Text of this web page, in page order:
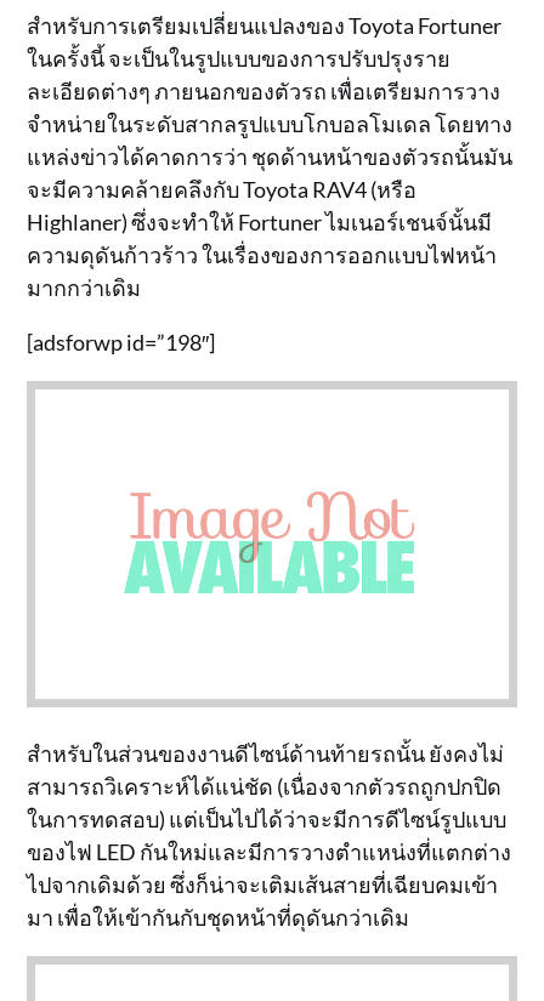
สำหรับการเตรียมเปลี่ยนแปลงของ Toyota Fortuner
ในครั้งนี้ จะเป็นในรูปแบบของการปรับปรุงราย
ละเอียดต่างๆ ภายนอกของตัวรถ เพื่อเตรียมการวาง
จำหน่ายในระดับสากลรูปแบบโกบอลโมเดล โดยทาง
แหล่งข่าวได้คาดการว่า ชุดด้านหน้าของตัวรถนั้นมัน
จะมีความคล้ายคลึงกับ Toyota RAV4 (หรือ
Highlaner) ซึ่งจะทำให้ Fortuner ไมเนอร์เชนจ์นั้นมี
ความดุดันก้าวร้าว ในเรื่องของการออกแบบไฟหน้า
มากกว่าเดิม
[adsforwp id=”198″]
สำหรับในส่วนของงานดีไซน์ด้านท้ายรถนั้น ยังคงไม่
สามารถวิเคราะห์ได้แน่ชัด (เนื่องจากตัวรถถูกปกปิด
ในการทดสอบ) แต่เป็นไปได้ว่าจะมีการดีไซน์รูปแบบ
ของไฟ LED กันใหม่และมีการวางตำแหน่งที่แตกต่าง
ไปจากเดิมด้วย ซึ่งก็น่าจะเติมเส้นสายที่เฉียบคมเข้า
มา เพื่อให้เข้ากันกับชุดหน้าที่ดุดันกว่าเดิม